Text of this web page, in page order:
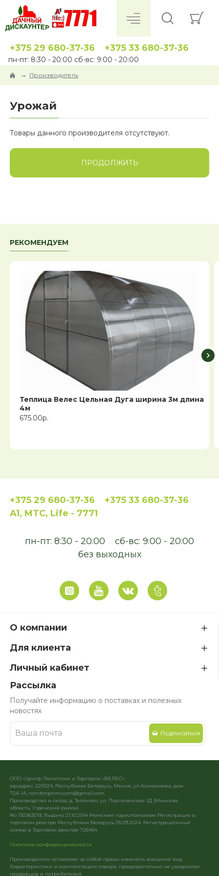
+375 29 680-37-36 +375 33 680-37-36
пн-пт: 8:30 - 20:00 сб-вс: 9:00 - 20:00
Производитель
Урожай
Товары данного производителя отсутствуют.
ПРОДОЛЖИТЬ
РЕКОМЕНДУЕМ
Теплица Велес Цельная Дуга ширина 3м длина
4м
675.00р.
+375 29 680-37-36
+375 33 680-37-36
A1, MTC, Life - 7771
пн-пт: 8:30 - 20:00
сб-вс: 9:00 - 20:00
без выходных
О компании
Для клиента
Личный кабинет
Рассылка
Получайте информацию о поставках и полезных
новостях
Подписаться
ООО «Центр Логистики и Торговли «ВЕЛЕС»
юр.адрес: 220024, Республика Беларусь, Минск, ул.Асаналиева, дом
72А-1А, comfortprom.com@gmail.com
Производство и склад: д. Теляково, ул. Партизанская 1Д (Минская
область, Узденский район)
No 192363019, Выдано 21.10.2014 Минским горисполкомом Регистрация в
торговом реестре Республики Беларусь 05.09.2024. Регистрационный
номер в Торговом реестре 726454
Политика конфиденциальности
Производители оставляют за собой право изменять внешний вид.
Характеристики и комплектацию товара, предварительно не уведомляя
продавцов и потребителей.